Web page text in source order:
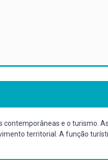
e o turismo.
territorial. A função